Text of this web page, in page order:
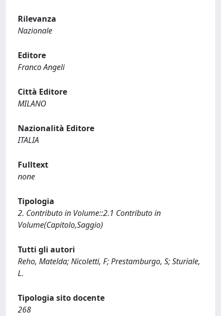
Rilevanza
Nazionale
Editore
Franco Angeli
Città Editore
MILANO
Nazionalità Editore
ITALIA
Fulltext
none
Tipologia
2. Contributo in Volume::2.1 Contributo in
Volume(Capitolo,Saggio)
Tutti gli autori
Reho, Matelda; Nicoletti, F; Prestamburgo, S; Sturiale,
L.
Tipologia sito docente
268